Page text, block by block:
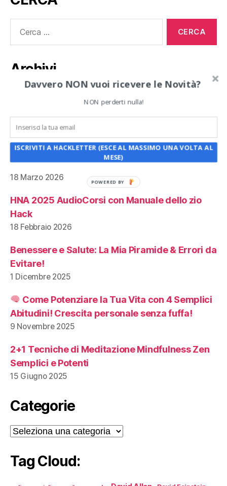
Archivi
Articoli recenti:
HNA 2024 AudioCorsi con Manuale dello zio
Hack
18 Marzo 2026
HNA 2025 AudioCorsi con Manuale dello zio
Hack
18 Febbraio 2026
Benessere e Salute: La Mia Piramide & Errori da
Evitare!
1 Dicembre 2025
Come Potenziare la Tua Vita con 4 Semplici
Abitudini! Crescita personale senza fuffa!
9 Novembre 2025
2+1 Tecniche di Meditazione Mindfulness Zen
Semplici e Potenti
15 Giugno 2025
Categorie
Categorie
Tag Cloud:
Davvero NON vuoi ricevere le Novità?
NON perderti nulla!
ISCRIVITI A HACKLETTER (ESCE AL MASSIMO UNA VOLTA AL
MESE)
POWERED BY